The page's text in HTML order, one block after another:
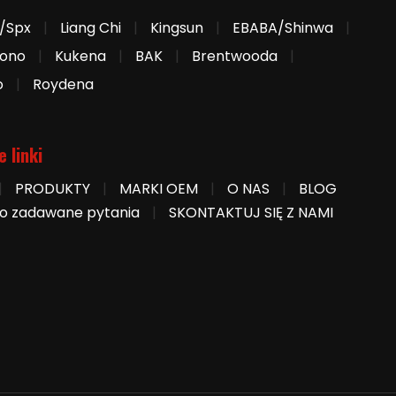
| Liang Chi | Kingsun | EBABA/Shinwa
|
| Kukena | BAK | Brentwooda
|
| Roydena
linki
PRODUKTY | MARKI OEM | O NAS |
BLOG
zadawane pytania
| SKONTAKTUJ SIĘ Z NAMI